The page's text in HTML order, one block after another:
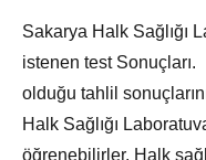
Sakarya Halk Sağlığı
istenen test
olduğu tahlil
Halk Sağlığı
öğrenebilirler. Halk